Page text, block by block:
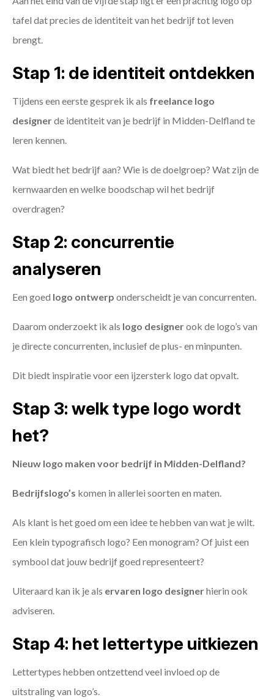
tafel dat precies de identiteit van het bedrijf tot leven
brengt.
Stap 1: de identiteit ontdekken
Tijdens een eerste gesprek ik als freelance logo
designerde identiteit van je bedrijf in Midden-Delfland te
leren kennen.
Wat biedt het bedrijf aan? Wie is de doelgroep? Wat zijn de
kernwaarden en welke boodschap wil het bedrijf
overdragen?
Stap 2: concurrentie
analyseren
Een goed logo ontwerp onderscheidt je van concurrenten.
Daarom onderzoekt ik als logo designerook de logo’s van
je directe concurrenten, inclusief de plus- en minpunten.
Dit biedt inspiratie voor een ijzersterk logo dat opvalt.
Stap 3: welk type logo wordt
het?
Nieuw logo maken voor bedrijf in Midden-Delfland?
Bedrijfslogo’s komen in allerlei soorten en maten.
Als klant is het goed om een idee te hebben van wat je wilt.
Een klein typografisch logo? Een monogram? Of juist een
symbool dat jouw bedrijf goed representeert?
Uiteraard kan ik je als ervaren logo designerhierin ook
adviseren.
Stap 4: het lettertype uitkiezen
Lettertypes hebben ontzettend veel invloed op de
uitstraling van logo’s.